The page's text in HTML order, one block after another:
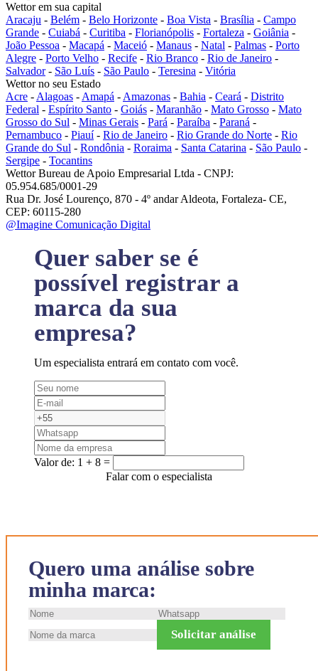
Quero uma análise sobre
minha marca:
Solicitar análise
Wettor em sua capital
Aracaju - Belém - Belo Horizonte - Boa Vista - Brasília - Campo
Grande - Cuiabá - Curitiba - Florianópolis - Fortaleza - Goiânia -
João Pessoa - Macapá - Maceió - Manaus - Natal - Palmas - Porto
Alegre - Porto Velho - Recife - Rio Branco - Rio de Janeiro -
Salvador- São Luís - São Paulo - Teresina - Vitória
Wettor no seu Estado
Acre - Alagoas - Amapá - Amazonas - Bahia - Ceará - Distrito
Federal - Espírito Santo - Goiás - Maranhão - Mato Grosso - Mato
Grosso do Sul - Minas Gerais - Pará - Paraíba - Paraná -
Pernambuco - Piauí- Rio de Janeiro - Rio Grande do Norte - Rio
Grande do Sul - Rondônia - Roraima - Santa Catarina - São Paulo -
Sergipe - Tocantins
Wettor Bureau de Apoio Empresarial Ltda - CNPJ:
05.954.685/0001-29
Rua Dr. José Lourenço, 870 - 4º andar Aldeota, Fortaleza- CE,
CEP: 60115-280
@Imagine Comunicação Digital
Quer saber se é
possível registrar a
marca da sua
empresa?
Um especialista entrará em contato com você.
Valor de: 1 + 8 =
Falar com o especialista